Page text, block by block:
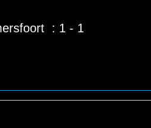
: 1 - 1